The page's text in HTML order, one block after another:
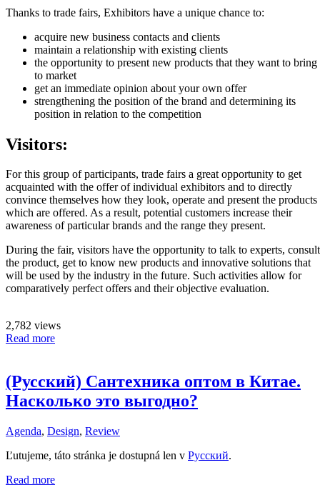
Thanks to trade fairs, Exhibitors have a unique chance to:
acquire new business contacts and clients
maintain a relationship with existing clients
the opportunity to present new products that they want to bring
to market
get an immediate opinion about your own offer
strengthening the position of the brand and determining its
position in relation to the competition
Visitors:
For this group of participants, trade fairs a great opportunity to get
acquainted with the offer of individual exhibitors and to directly
convince themselves how they look, operate and present the products
which are offered. As a result, potential customers increase their
awareness of particular brands and the range they present.
During the fair, visitors have the opportunity to talk to experts, consult
the product, get to know new products and innovative solutions that
will be used by the industry in the future. Such activities allow for
comparatively perfect offers and their objective evaluation.
2,782 views
Read more
(Русский) Сантехника оптом в Китае.
Насколько это выгодно?
Agenda, Design, Review
Ľutujeme, táto stránka je dostupná len v Русский.
Read more